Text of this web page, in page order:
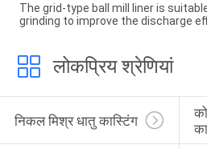
The grid-type ball mill liner is
grinding to improve the discharge
लोकप्रिय श्रेणियां
निकल मिश्र धातु कास्टिंग